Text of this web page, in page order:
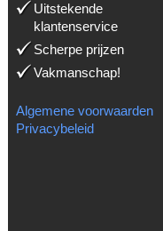
Uitstekende
klantenservice
Scherpe prijzen
Vakmanschap!
Algemene voorwaarden
Privacybeleid